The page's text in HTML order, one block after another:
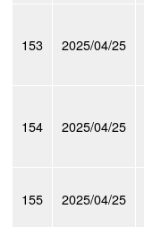
153 2025/04/25
154 2025/04/25
155 2025/04/25